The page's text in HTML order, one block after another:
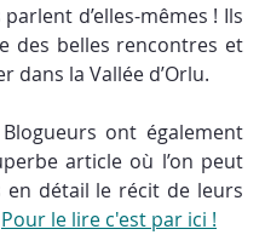
parlent d’elles-mêmes ! Ils
des belles rencontres et
dans la Vallée d’Orlu.
ont également
article où l’on peut
en détail le récit de leurs
Pour le lire c'est par ici !